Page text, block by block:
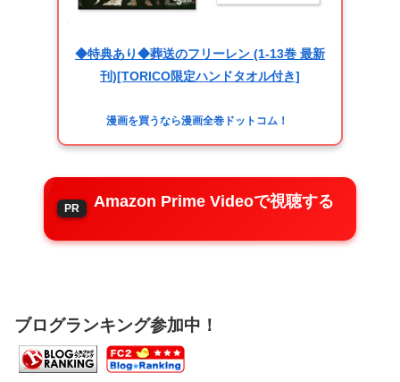
◆特典あり◆葬送のフリーレン (1-13巻 最新
刊)[TORICO限定ハンドタオル付き]
漫画を買うなら漫画全巻ドットコム！
Amazon Prime Videoで視聴する
ブログランキング参加中！